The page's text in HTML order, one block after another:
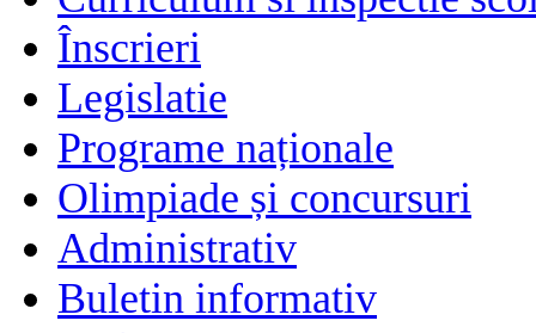
Înscrieri
Legislatie
Programe naționale
Olimpiade și concursuri
Administrativ
Buletin informativ